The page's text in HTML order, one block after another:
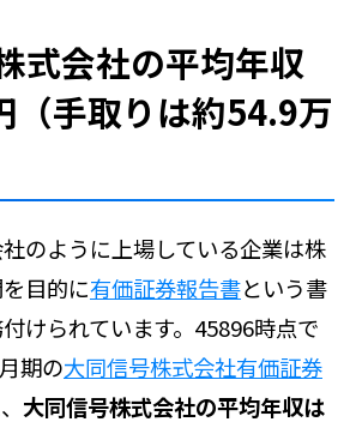
式会社の平均年収
（手取りは約54.9万
のように上場している企業は株
目的に有価証券報告書という書
けられています。45896時点で
期の大同信号株式会社有価証券
大同信号株式会社の平均年収は